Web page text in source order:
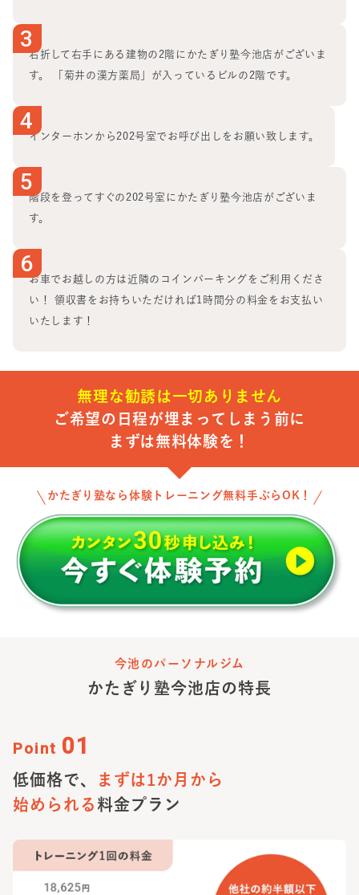
・ウエスト 最大-15cm
など、年齢や目的に合わせたサポートで、多くのお客様が
理想の身体を実現されています。
ニング・栄養・健康について日々学び、その経験や知識を
イクから70代の健康づくりまで、幅広い年代のお客様をサ
ポートしています。
私が一番嬉しいのは、お客様から
「ここに来てよかった。」
身体が変わると、自信がつきます。自信がつくと、毎日が
少し前向きになります。
そのきっかけを、一緒につくることが私の仕事だと思って
運動が苦手な方、ジムが初めての方もご安心ください。
これまで担当したお客様の多くも、最初は同じような不安
を抱えていました。
だからこそ、あなたのペースに合わせて、無理なく続けら
れる方法をご提案します。
「変わりたい。」その気持ちがあれば十分です。
あなたの理想の身体づくりを、全力でサポートいたしま
3
右折して右手にある建物の2階にかたぎり塾今池店がございま
す。 「菊井の漢方薬局」が入っているビルの2階です。
4
インターホンから202号室でお呼び出しをお願い致します。
5
階段を登ってすぐの202号室にかたぎり塾今池店がございま
す。
6
お車でお越しの方は近隣のコインパーキングをご利用くださ
い！ 領収書をお持ちいただければ1時間分の料金をお支払い
いたします！
無理な勧誘は一切ありません
ご希望の日程が埋まってしまう前に
まずは無料体験を！
かたぎり塾なら体験トレーニング無料手ぶらOK！
今池のパーソナルジム
かたぎり塾今池店 の特長
Point 01
低価格で、
まずは1か月から
始められる 料金プラン